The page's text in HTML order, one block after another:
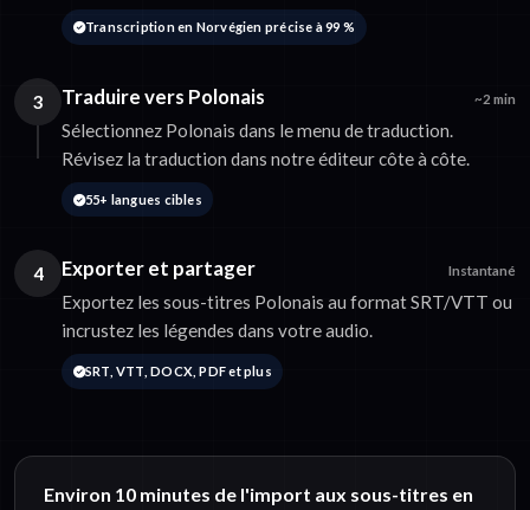
Transcription en Norvégien précise à 99 %
3 Traduire vers Polonais ~2 min
Sélectionnez Polonais dans le menu de traduction.
Révisez la traduction dans notre éditeur côte à côte.
55+ langues cibles
4 Exporter et partager Instantané
Exportez les sous-titres Polonais au format SRT/VTT ou
incrustez les légendes dans votre audio.
SRT, VTT, DOCX, PDF et plus
Environ 10 minutes de l'import aux sous-titres en